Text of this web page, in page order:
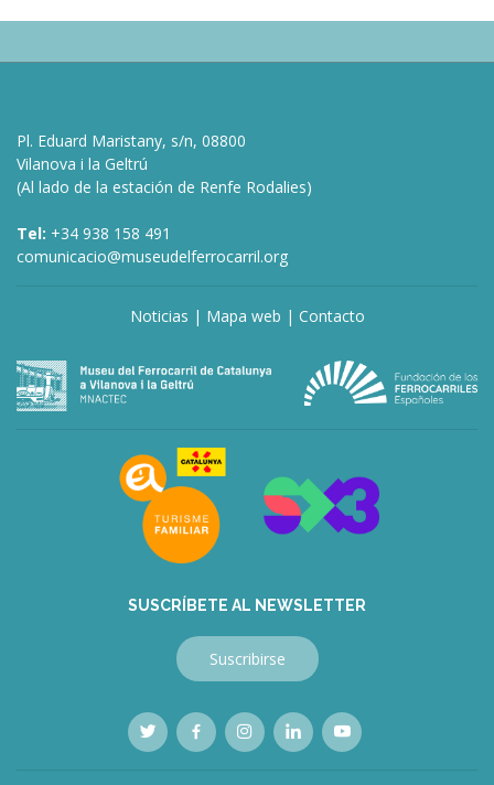
Pl. Eduard Maristany, s/n, 08800
Vilanova i la Geltrú
(Al lado de la estación de Renfe Rodalies)
Tel: +34 938 158 491
comunicacio@museudelferrocarril.org
Noticias | Mapa web | Contacto
SUSCRÍBETE AL NEWSLETTER
Suscribirse